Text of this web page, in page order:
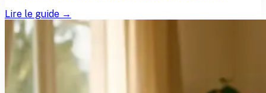
Lire le guide →